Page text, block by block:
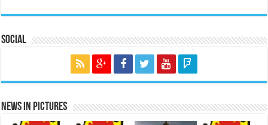
Social
News in Pictures